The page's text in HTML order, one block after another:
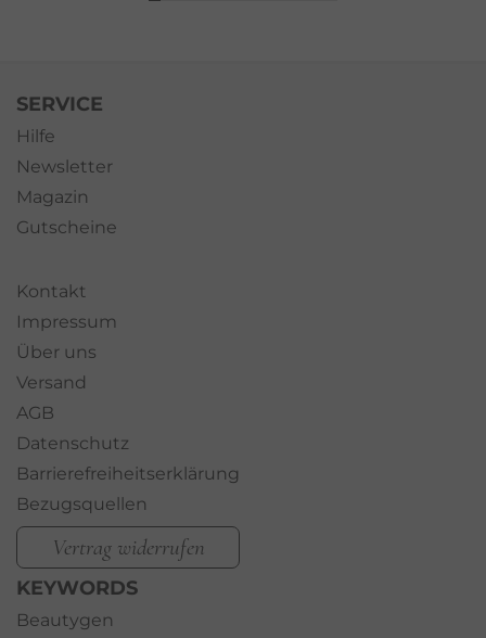
SERVICE
Hilfe
Newsletter
Magazin
Gutscheine
Kontakt
Impressum
Über uns
Versand
AGB
Datenschutz
Barrierefreiheitserklärung
Bezugsquellen
Vertrag widerrufen
KEYWORDS
Beautygen